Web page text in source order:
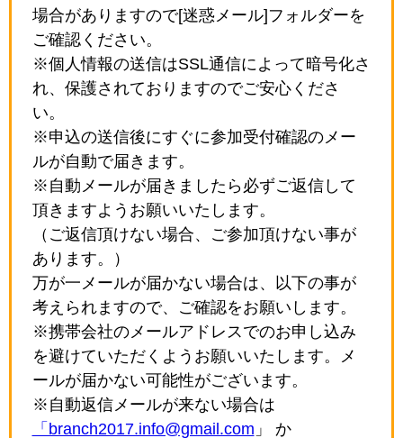
場合がありますので[迷惑メール]フォルダーを
ご確認ください。
※個人情報の送信はSSL通信によって暗号化さ
れ、保護されておりますのでご安心くださ
い。
※申込の送信後にすぐに参加受付確認のメー
ルが自動で届きます。
※自動メールが届きましたら必ずご返信して
頂きますようお願いいたします。
（ご返信頂けない場合、ご参加頂けない事が
あります。）
万が一メールが届かない場合は、以下の事が
考えられますので、ご確認をお願いします。
※携帯会社のメールアドレスでのお申し込み
を避けていただくようお願いいたします。メ
ールが届かない可能性がございます。
※自動返信メールが来ない場合は
「branch2017.info@gmail.com 」 か